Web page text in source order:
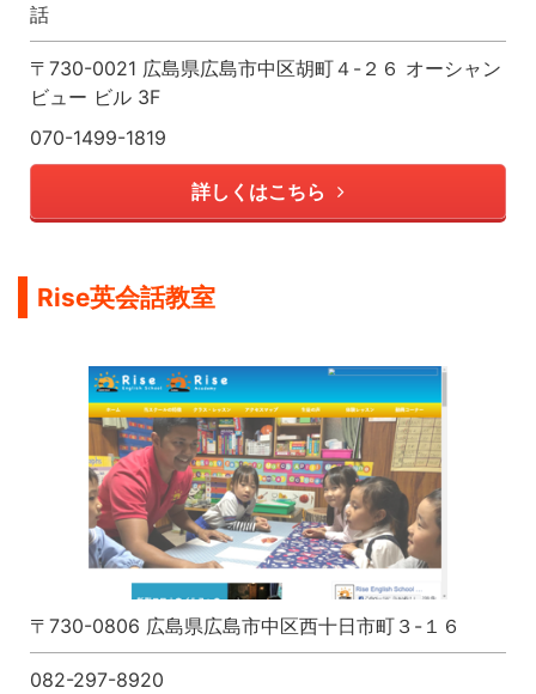
話
〒730-0021 広島県広島市中区胡町４-２６ オーシャン
ビュー ビル 3F
070-1499-1819
詳しくはこちら
Rise英会話教室
〒730-0806 広島県広島市中区西十日市町３-１６
082-297-8920